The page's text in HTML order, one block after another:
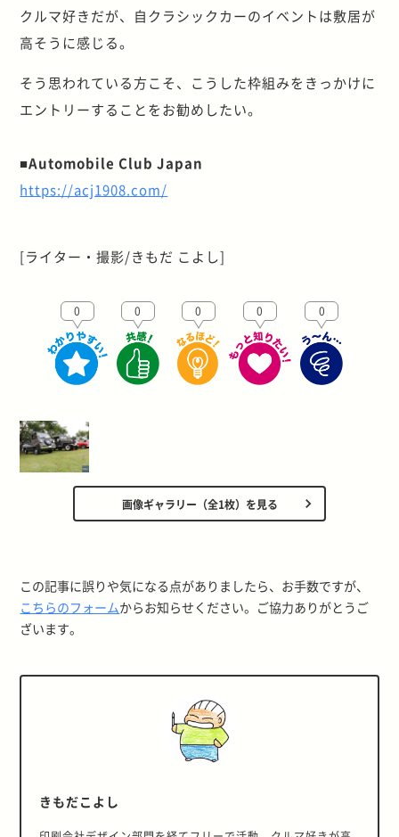
クルマ好きだが、自クラシックカーのイベントは敷居が
高そうに感じる。
そう思われている方こそ、こうした枠組みをきっかけに
エントリーすることをお勧めしたい。
■Automobile Club Japan
https://acj1908.com/
[ライター・撮影/きもだ こよし]
0 0 0 0 0
画像ギャラリー（全1枚）を見る
この記事に誤りや気になる点がありましたら、お手数ですが、
こちらのフォームからお知らせください。ご協力ありがとうご
ざいます。
きもだこよし